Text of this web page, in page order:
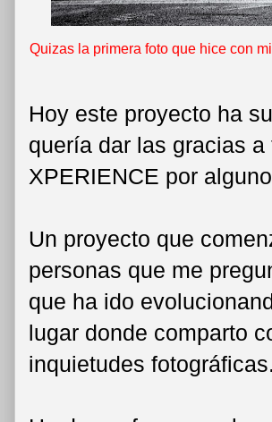
Quizas la primera foto que hice con
Hoy este proyecto ha
quería dar las gracias
XPERIENCE por
Un proyecto que
personas que me
que ha ido
lugar donde comparto
inquietudes fotográficas.